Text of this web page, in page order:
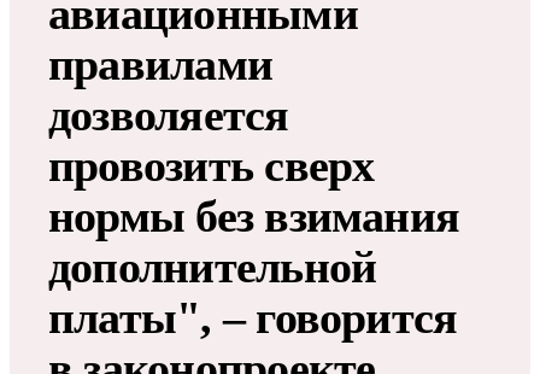
авиационными
правилами
дозволяется
провозить сверх
нормы без взимания
дополнительной
платы", – говорится